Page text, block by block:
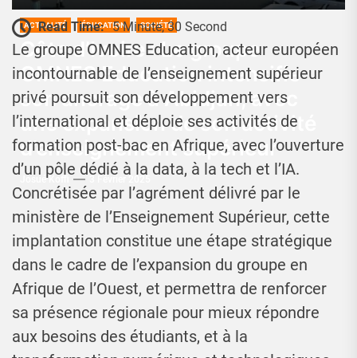
ACTUALITÉ ÉDUCATION SOCIÉTÉ
Côte d’Ivoire : Le groupe
OMNES Education intensifie
son ancrage à Abidjan, avec
une expansion de son activité
d’enseignement supérieur
Josué Koffi
Read Time: 5 Minute, 30 Second
Le groupe OMNES Education, acteur européen
incontournable de l’enseignement supérieur
privé poursuit son développement vers
l’international et déploie ses activités de
formation post-bac en Afrique, avec l’ouverture
d’un pôle dédié à la data, à la tech et l’IA.
Concrétisée par l’agrément délivré par le
ministère de l’Enseignement Supérieur, cette
implantation constitue une étape stratégique
dans le cadre de l’expansion du groupe en
Afrique de l’Ouest, et permettra de renforcer
sa présence régionale pour mieux répondre
aux besoins des étudiants, et à la